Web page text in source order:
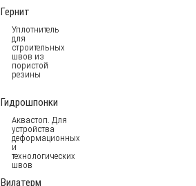
Гернит
Уплотнитель
для
строительных
швов из
пористой
резины
Гидрошпонки
Аквастоп. Для
устройства
деформационных
и
технологических
швов
Вилатерм